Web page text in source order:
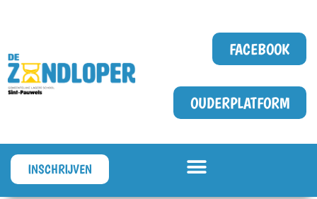
FACEBOOK
OUDERPLATFORM
INSCHRIJVEN